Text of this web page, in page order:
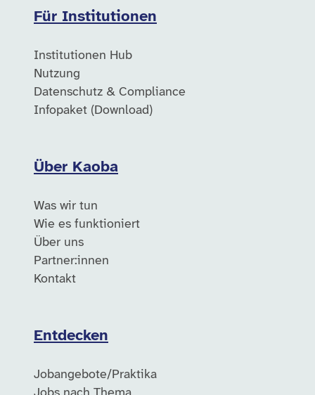
Für Institutionen
Institutionen Hub
Nutzung
Datenschutz & Compliance
Infopaket (Download)
Über Kaoba
Was wir tun
Wie es funktioniert
Über uns
Partner:innen
Kontakt
Entdecken
Jobangebote/Praktika